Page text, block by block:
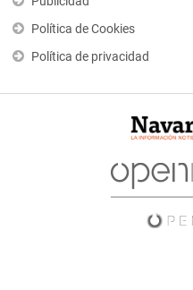
Política de Cookies
Política de privacidad